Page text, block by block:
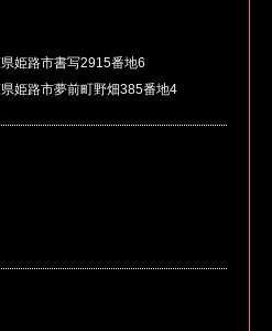
姫路市書写2915番地6
姫路市夢前町野畑385番地4